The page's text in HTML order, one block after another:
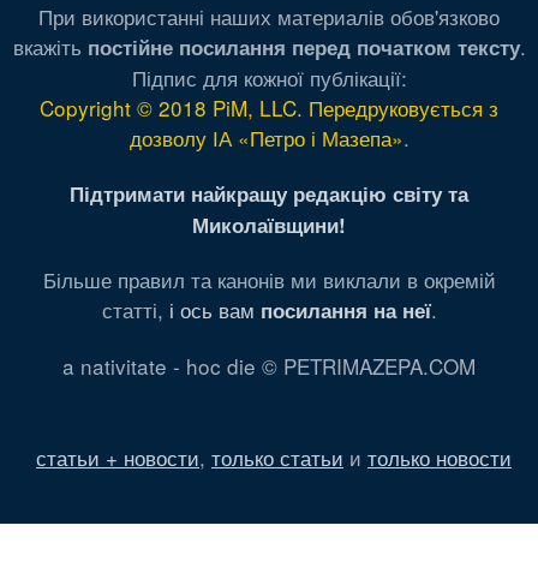
При використанні наших материалів обов'язково
вкажіть постійне посилання перед початком тексту.
Підпис для кожної публікації:
Copyright © 2018 PiM, LLC. Передруковується з
дозволу ІА «Петро і Мазепа».
Підтримати найкращу редакцію світу та
Миколаївщини!
Більше правил та канонів ми виклали в окремій
статті, і ось вам посилання на неї.
a nativitate - hoc die © PETRIMAZEPA.COM
статьи + новости, только статьи и только новости